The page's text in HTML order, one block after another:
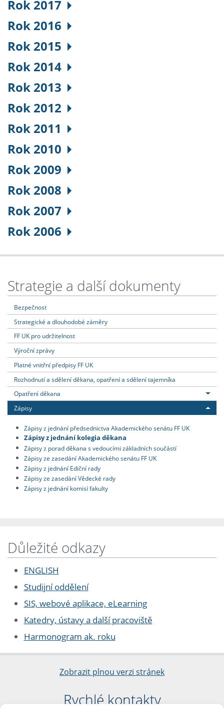
Rok 2017
Rok 2016
Rok 2015
Rok 2014
Rok 2013
Rok 2012
Rok 2011
Rok 2010
Rok 2009
Rok 2008
Rok 2007
Rok 2006
Strategie a další dokumenty
Bezpečnost
Strategické a dlouhodobé záměry
FF UK pro udržitelnost
Výroční zprávy
Platné vnitřní předpisy FF UK
Rozhodnutí a sdělení děkana, opatření a sdělení tajemníka
Opatření děkana
Zápisy
Zápisy z jednání předsednictva Akademického senátu FF UK
Zápisy z jednání kolegia děkana
Zápisy z porad děkana s vedoucími základních součástí
Zápisy ze zasedání Akademického senátu FF UK
Zápisy z jednání Ediční rady
Zápisy ze zasedání Vědecké rady
Zápisy z jednání komisí fakulty
Důležité odkazy
ENGLISH
Studijní oddělení
SIS, webové aplikace, eLearning
Katedry, ústavy a další pracoviště
Harmonogram ak. roku
Zobrazit plnou verzi stránek
Rychlé kontakty